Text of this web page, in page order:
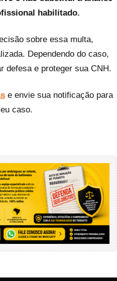
habilitado.
sobre essa multa,
Dependendo do caso,
defesa e proteger sua CNH.
e envie sua notificação para
caso.